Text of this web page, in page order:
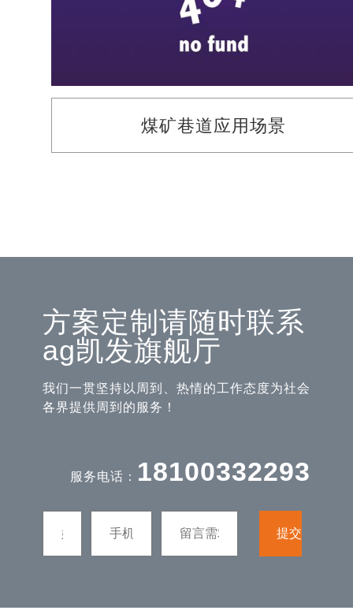
煤矿巷道应用场景
方案定制请随时联系
ag凯发旗舰厅
我们一贯坚持以周到、热情的工作态度为社会
各界提供周到的服务！
服务电话： 18100332293